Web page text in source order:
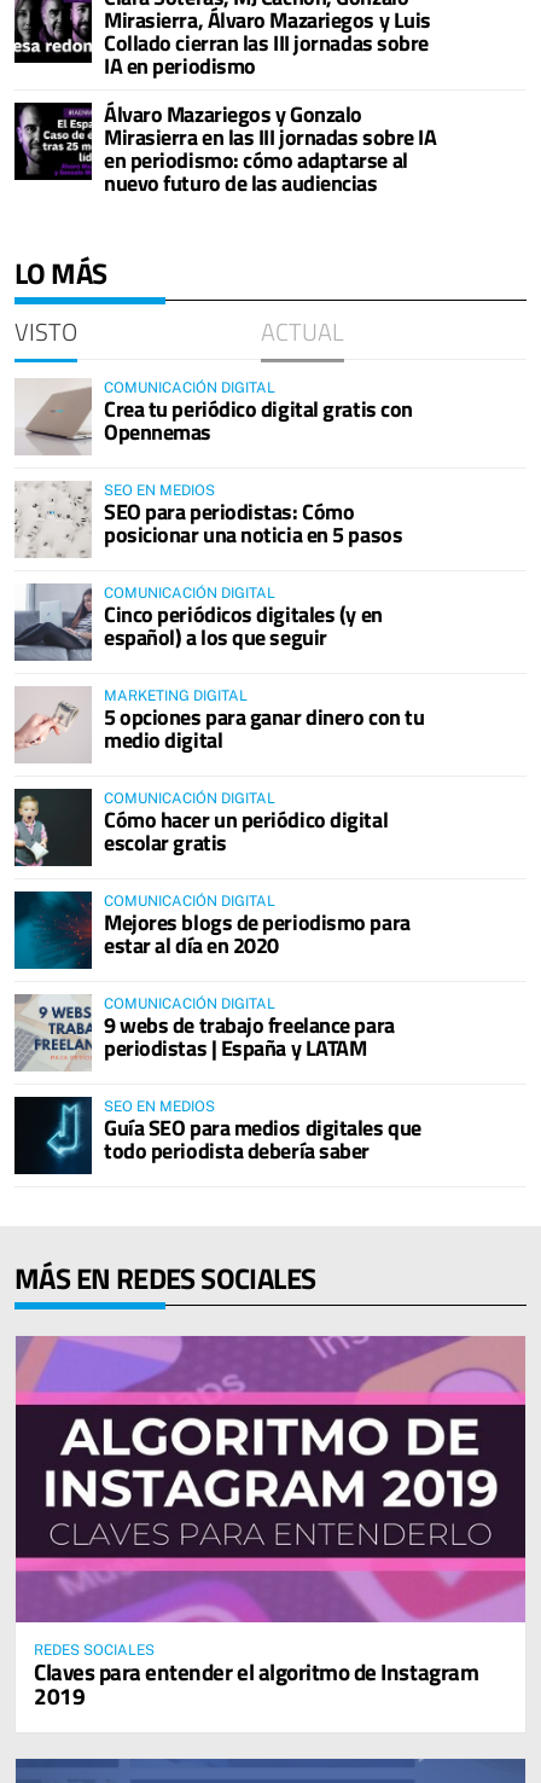
Mirasierra, Álvaro Mazariegos y Luis
Collado cierran las III jornadas sobre
IA en periodismo
Álvaro Mazariegos y Gonzalo
Mirasierra en las III jornadas sobre IA
en periodismo: cómo adaptarse al
nuevo futuro de las audiencias
LO MÁS
VISTO ACTUAL
COMUNICACIÓN DIGITAL
Crea tu periódico digital gratis con
Opennemas
SEO EN MEDIOS
SEO para periodistas: Cómo
posicionar una noticia en 5 pasos
COMUNICACIÓN DIGITAL
Cinco periódicos digitales (y en
español) a los que seguir
MARKETING DIGITAL
5 opciones para ganar dinero con tu
medio digital
COMUNICACIÓN DIGITAL
Cómo hacer un periódico digital
escolar gratis
COMUNICACIÓN DIGITAL
Mejores blogs de periodismo para
estar al día en 2020
COMUNICACIÓN DIGITAL
9 webs de trabajo freelance para
periodistas | España y LATAM
SEO EN MEDIOS
Guía SEO para medios digitales que
todo periodista debería saber
MÁS EN REDES SOCIALES
REDES SOCIALES
Claves para entender el algoritmo de Instagram
2019
SIGUIENTE